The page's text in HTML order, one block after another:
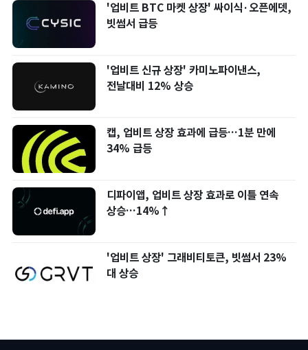
'업비트 BTC 마켓 상장' 싸이식·오픈에뎃,
빗썸서 급등
'업비트 신규 상장' 카미노파이낸스,
전날대비 12% 상승
캡, 업비트 상장 효과에 급등…1분 만에
34% 급등
디파이앱, 업비트 상장 효과로 이틀 연속
상승…14%↑
'업비트 상장' 그래비티토큰, 빗썸서 23%
대 상승